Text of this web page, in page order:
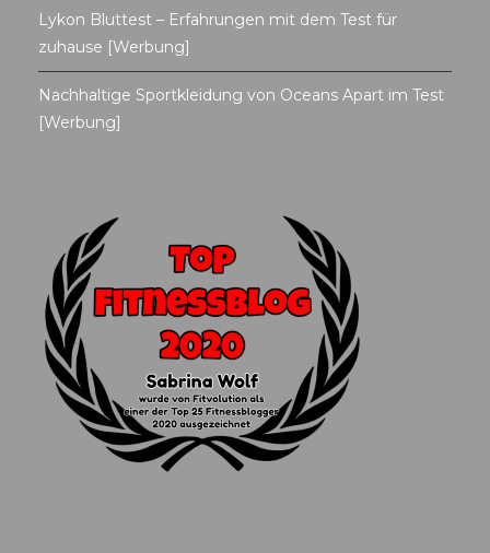
Lykon Bluttest – Erfahrungen mit dem Test für
zuhause [Werbung]
Nachhaltige Sportkleidung von Oceans Apart im Test
[Werbung]